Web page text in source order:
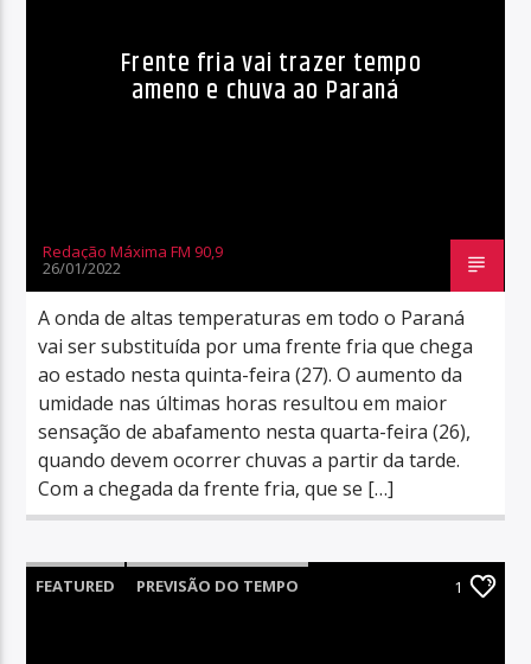
Frente fria vai trazer tempo
ameno e chuva ao Paraná
Redação Máxima FM 90,9
26/01/2022
A onda de altas temperaturas em todo o Paraná
vai ser substituída por uma frente fria que chega
ao estado nesta quinta-feira (27). O aumento da
umidade nas últimas horas resultou em maior
sensação de abafamento nesta quarta-feira (26),
quando devem ocorrer chuvas a partir da tarde.
Com a chegada da frente fria, que se […]
FEATURED PREVISÃO DO TEMPO 1